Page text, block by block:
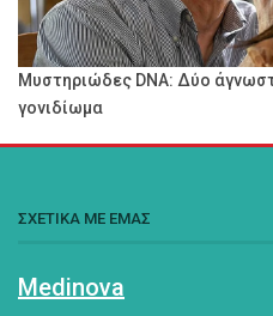
Μυστηριώδες DNA: Δύο
γονιδίωμα
ΣΧΕΤΙΚΑ ΜΕ ΕΜΑΣ
Medinova